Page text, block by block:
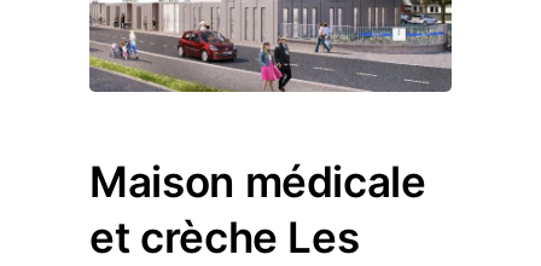
Maison médicale
et crèche Les